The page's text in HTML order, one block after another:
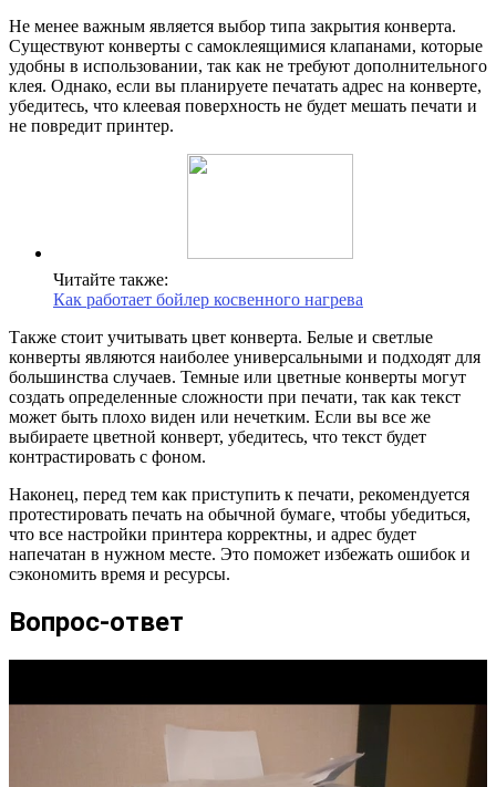
Не менее важным является выбор типа закрытия конверта.
Существуют конверты с самоклеящимися клапанами, которые
удобны в использовании, так как не требуют дополнительного
клея. Однако, если вы планируете печатать адрес на конверте,
убедитесь, что клеевая поверхность не будет мешать печати и
не повредит принтер.
Читайте также:
Как работает бойлер косвенного нагрева
Также стоит учитывать цвет конверта. Белые и светлые
конверты являются наиболее универсальными и подходят для
большинства случаев. Темные или цветные конверты могут
создать определенные сложности при печати, так как текст
может быть плохо виден или нечетким. Если вы все же
выбираете цветной конверт, убедитесь, что текст будет
контрастировать с фоном.
Наконец, перед тем как приступить к печати, рекомендуется
протестировать печать на обычной бумаге, чтобы убедиться,
что все настройки принтера корректны, и адрес будет
напечатан в нужном месте. Это поможет избежать ошибок и
сэкономить время и ресурсы.
Вопрос-ответ